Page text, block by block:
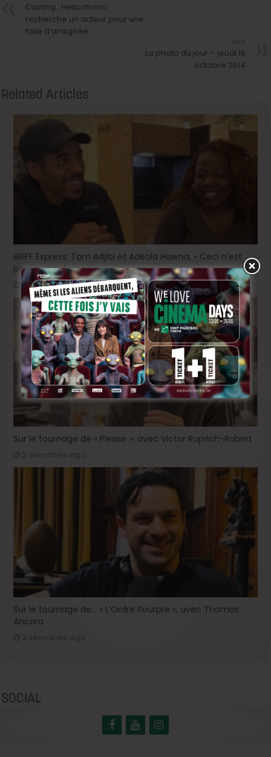
Casting : Helicotronc
recherche un acteur pour une
toile d’araignée
La photo du jour – jeudi 16
octobre 2014
Related Articles
BRIFF Express: Tom Adjibi et Adéola Hawna, « Ceci n’est
pas un film français ».
2 jours ago
Sur le tournage de « Please », avec Victor Ruprich-Robert
2 semaines ago
Sur le tournage de… « L’Ordre Pourpre », avec Thomas
Ancora
SOCIAL